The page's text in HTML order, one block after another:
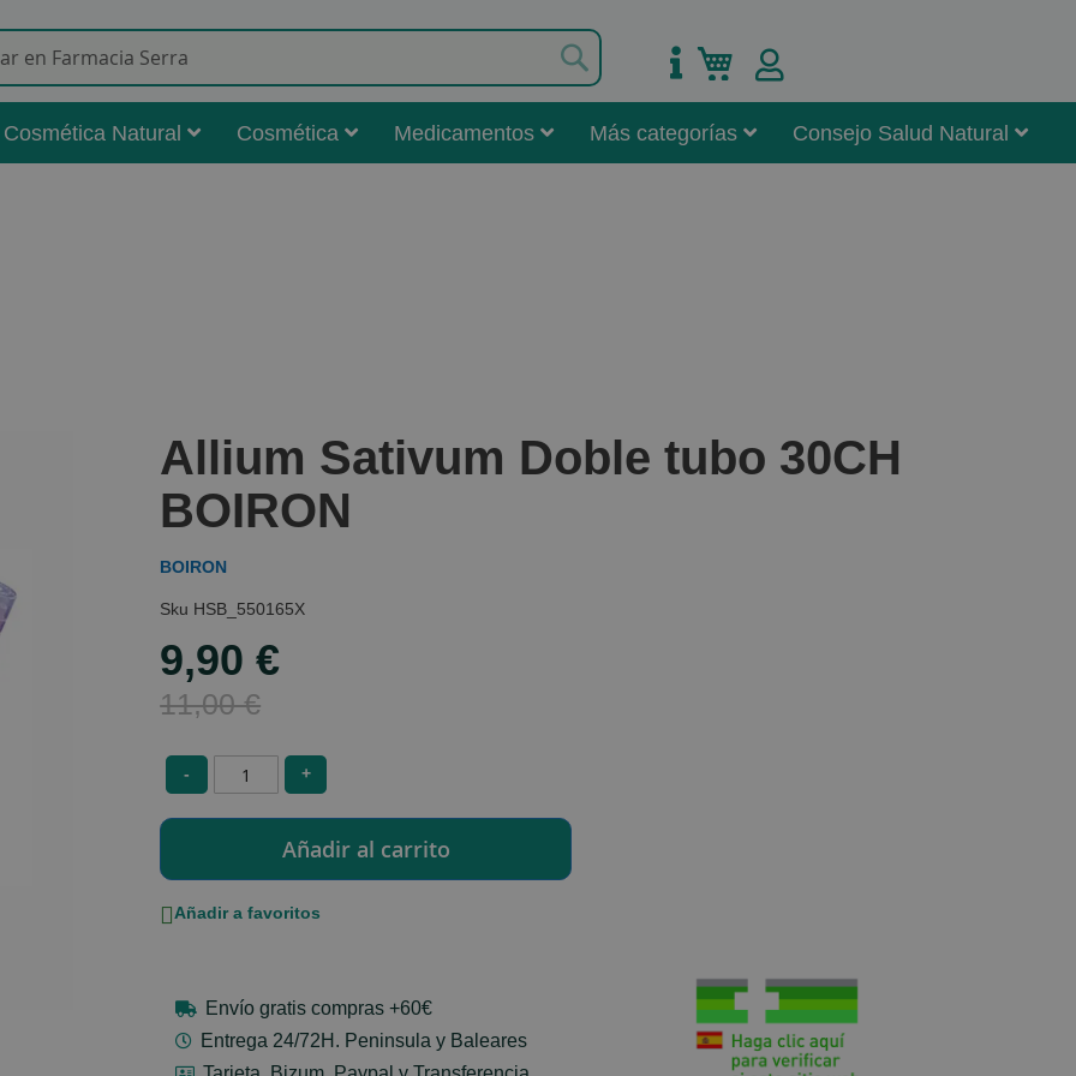
Mi carrito
Cosmética Natural Cosmética Medicamentos Más categorías Consejo Salud Natural
Allium Sativum Doble tubo 30CH
BOIRON
BOIRON
HSB_550165X
Special
Price
9,90 €
11,00 €
- +
Añadir a favoritos
Envío gratis compras +60€
Entrega 24/72H. Peninsula y Baleares